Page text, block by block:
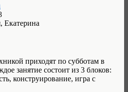
Екатерина
приходят по субботам в
занятие состоит из 3 блоков:
конструирование, игра с